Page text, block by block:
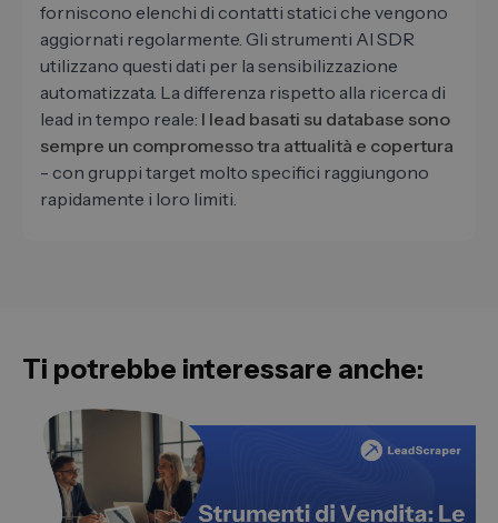
forniscono elenchi di contatti statici che vengono
aggiornati regolarmente. Gli strumenti AI SDR
utilizzano questi dati per la sensibilizzazione
automatizzata. La differenza rispetto alla ricerca di
lead in tempo reale: I lead basati su database sono
sempre un compromesso tra attualità e copertura
- con gruppi target molto specifici raggiungono
rapidamente i loro limiti.
Ti potrebbe interessare anche: